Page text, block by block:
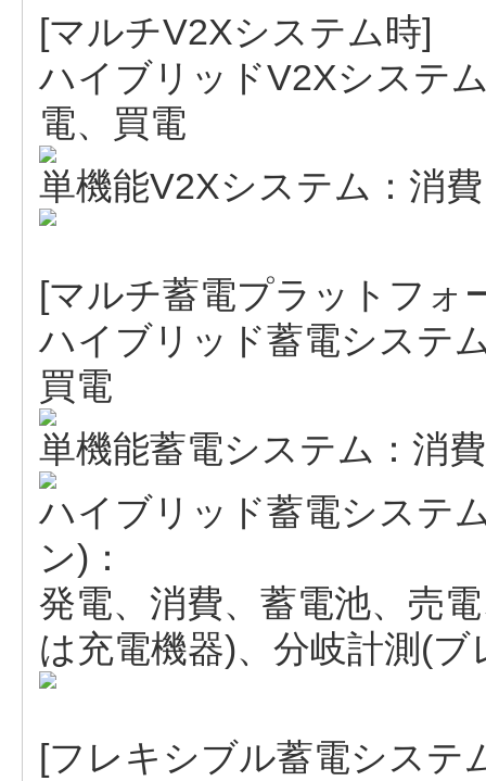
[マルチV2Xシステム時]
ハイブリッドV2Xシステ
電、買電
単機能V2Xシステム：消
[マルチ蓄電プラットフォ
ハイブリッド蓄電システ
買電
単機能蓄電システム：消
ハイブリッド蓄電システ
ン)：
発電、消費、蓄電池、売
は充電機器)、分岐計測(
[フレキシブル蓄電システ